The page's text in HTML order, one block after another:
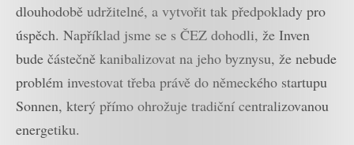
dlouhodobě udržitelné, a vytvořit tak předpoklady pro
úspěch. Například jsme se s ČEZ dohodli, že Inven
bude částečně kanibalizovat na jeho byznysu, že nebude
problém investovat třeba právě do německého startupu
Sonnen, který přímo ohrožuje tradiční centralizovanou
energetiku.